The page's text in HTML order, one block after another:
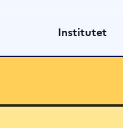
Institutet